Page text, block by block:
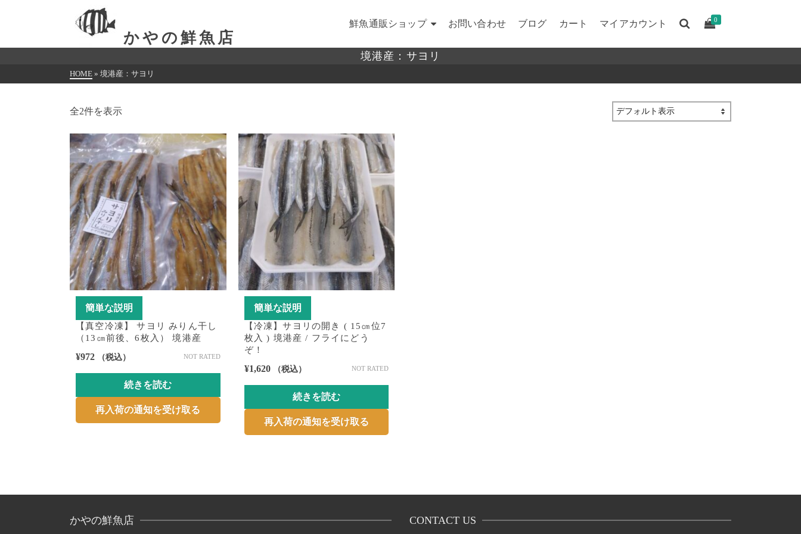
かやの鮮魚店
鮮魚通販ショップ お問い合わせ ブログ カート マイアカウント 0
境港産：サヨリ
HOME » 境港産：サヨリ
全2件を表示
簡単な説明
【真空冷凍】 サヨリ みりん干し
（13㎝前後、6枚入） 境港産
NOT RATED
¥972 （税込）
続きを読む
再入荷の通知を受け取る
簡単な説明
【冷凍】サヨリの開き ( 15㎝位7
枚入 ) 境港産 / フライにどう
ぞ！
NOT RATED
¥1,620 （税込）
続きを読む
再入荷の通知を受け取る
かやの鮮魚店 CONTACT US